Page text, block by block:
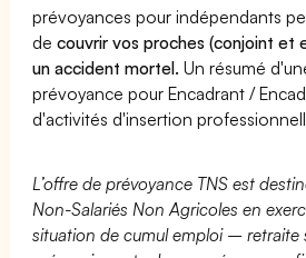
prévoyances pour indépendants
decouvrir vos proches (conjoint et
un accident mortel. Un résumé
prévoyance pour Encadrant /
d'activités d'insertion
L’offre de prévoyance TNS est
Non-Salariés Non Agricoles en
situation de cumul emploi – retraite